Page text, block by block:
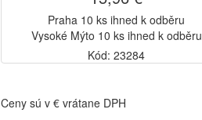
Praha 10 ks ihned k odběru
Vysoké Mýto 10 ks ihned k odběru
Kód: 23284
Ceny sú v € vrátane DPH